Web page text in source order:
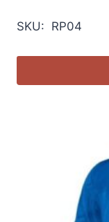
SKU: RP04